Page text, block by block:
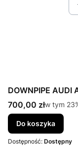
DOWNPIPE AUDI
Cena brutto
700,00 złw tym %s
w tym
Do koszyka
Dostępność: Dostępny